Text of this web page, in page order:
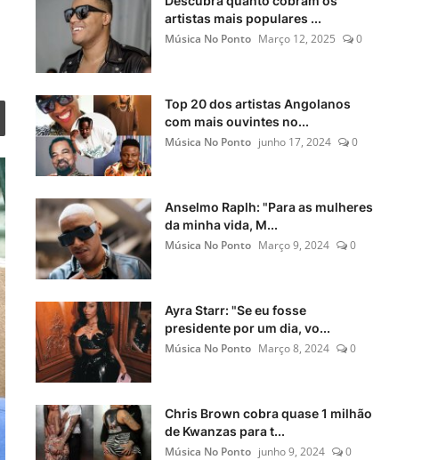
artistas mais populares ...
Música No Ponto Março 12, 2025 0
Top 20 dos artistas Angolanos
com mais ouvintes no...
Música No Ponto junho 17, 2024 0
Anselmo Raplh: "Para as mulheres
da minha vida, M...
Música No Ponto Março 9, 2024 0
Ayra Starr: "Se eu fosse
presidente por um dia, vo...
Música No Ponto Março 8, 2024 0
Chris Brown cobra quase 1 milhão
de Kwanzas para t...
Música No Ponto junho 9, 2024 0